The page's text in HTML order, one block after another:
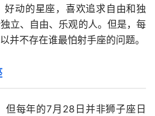
动的星座，喜欢追求自由和独
立、自由、乐观的人。但是，每
并不存在谁最怕射手座的问题。
但每年的7月28日并非狮子座日